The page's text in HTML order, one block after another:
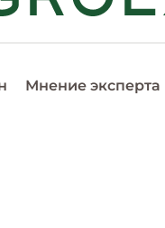
Мнение эксперта